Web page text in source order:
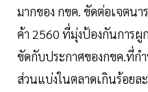
มากของ กขค. ขัดต่อเจตน
ค้า 2560 ที่มุ่งป้องกันการผู
ขัดกับประกาศของกขค.ที่
ส่วนแบ่งในตลาดเกินร้อย